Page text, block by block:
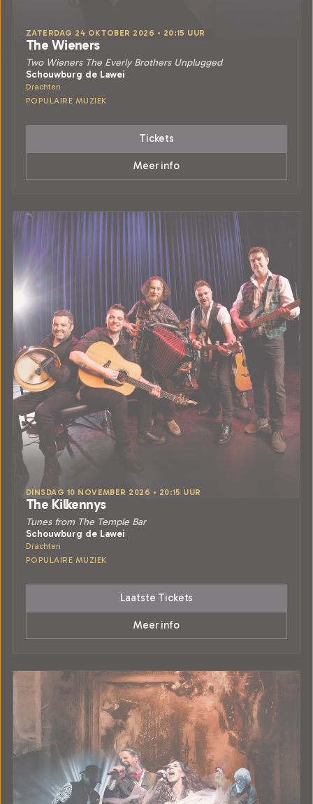
ZATERDAG 24 OKTOBER 2026 • 20:15 UUR
The Wieners
Two Wieners The Everly Brothers Unplugged
Schouwburg de Lawei
Drachten
POPULAIRE MUZIEK
Tickets
Meer info
DINSDAG 10 NOVEMBER 2026 • 20:15 UUR
The Kilkennys
Tunes from The Temple Bar
Schouwburg de Lawei
Drachten
POPULAIRE MUZIEK
Laatste Tickets
Meer info